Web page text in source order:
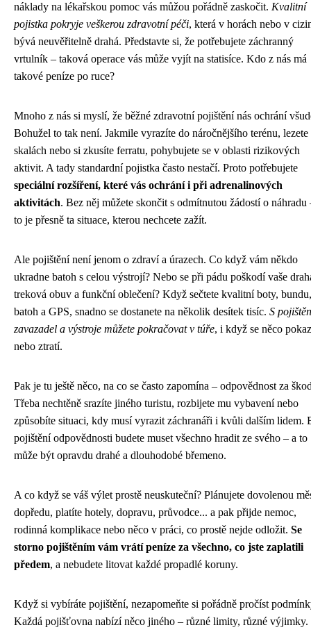
náklady na lékařskou pomoc vás můžou pořádně zaskočit. Kvalitní
pojistka pokryje veškerou zdravotní péči, která v horách nebo v
bývá neuvěřitelně drahá. Představte si, že potřebujete záchranný
vrtulník – taková operace vás může vyjít na statisíce. Kdo z nás má
takové peníze po ruce?
Mnoho z nás si myslí, že běžné zdravotní pojištění nás ochrání
Bohužel to tak není. Jakmile vyrazíte do náročnějšího terénu, lezete
skalách nebo si zkusíte ferratu, pohybujete se v oblasti rizikových
aktivit. A tady standardní pojistka často nestačí. Proto potřebujete
speciální rozšíření, které vás ochrání i při adrenalinových
aktivitách. Bez něj můžete skončit s odmítnutou žádostí o náhradu
to je přesně ta situace, kterou nechcete zažít.
Ale pojištění není jenom o zdraví a úrazech. Co když vám někdo
ukradne batoh s celou výstrojí? Nebo se při pádu poškodí vaše
treková obuv a funkční oblečení? Když sečtete kvalitní boty, bundu,
batoh a GPS, snadno se dostanete na několik desítek tisíc. S
zavazadel a výstroje můžete pokračovat v túře, i když se něco
nebo ztratí.
Pak je tu ještě něco, na co se často zapomína – odpovědnost za
Třeba nechtěně srazíte jiného turistu, rozbijete mu vybavení nebo
způsobíte situaci, kdy musí vyrazit záchranáři i kvůli dalším lidem.
pojištění odpovědnosti budete muset všechno hradit ze svého – a to
může být opravdu drahé a dlouhodobé břemeno.
A co když se váš výlet prostě neuskuteční? Plánujete dovolenou
dopředu, platíte hotely, dopravu, průvodce... a pak přijde nemoc,
rodinná komplikace nebo něco v práci, co prostě nejde odložit. Se
storno pojištěním vám vrátí peníze za všechno, co jste zaplatili
předem, a nebudete litovat každé propadlé koruny.
Když si vybíráte pojištění, nezapomeňte si pořádně pročíst
Každá pojišťovna nabízí něco jiného – různé limity, různé výjimky.